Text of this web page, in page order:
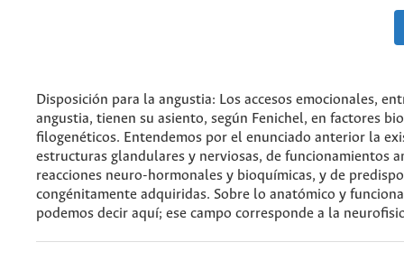
Disposición para la angustia: Los accesos emocionales,
angustia, tienen su asiento, según Fenichel, en factores
filogenéticos. Entendemos por el enunciado anterior la
estructuras glandulares y nerviosas, de funcionamientos
reacciones neuro-hormonales y bioquímicas, y de
congénitamente adquiridas. Sobre lo anatómico y
podemos decir aquí; ese campo corresponde a la